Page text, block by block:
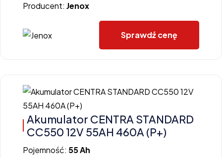
Producent: Jenox
Sprawdź cenę
Akumulator CENTRA STANDARD
CC550 12V 55AH 460A (P+)
Pojemność: 55 Ah